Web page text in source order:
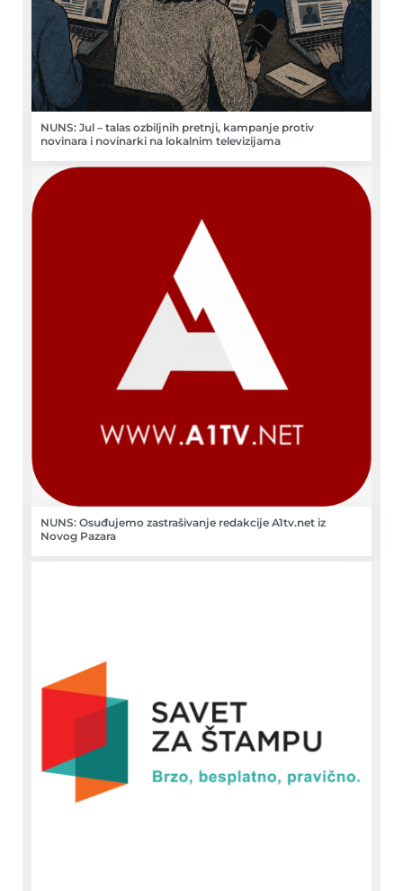
NUNS: Jul – talas ozbiljnih pretnji, kampanje protiv
novinara i novinarki na lokalnim televizijama
NUNS: Osuđujemo zastrašivanje redakcije A1tv.net iz
Novog Pazara